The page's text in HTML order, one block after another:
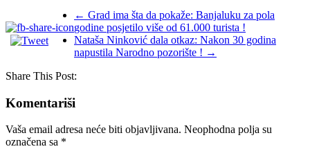
← Grad ima šta da pokaže: Banjaluku za pola
godine posjetilo više od 61.000 turista !
Nataša Ninković dala otkaz: Nakon 30 godina
napustila Narodno pozorište ! →
Share This Post:
Komentariši
Vaša email adresa neće biti objavljivana. Neophodna polja su
označena sa *